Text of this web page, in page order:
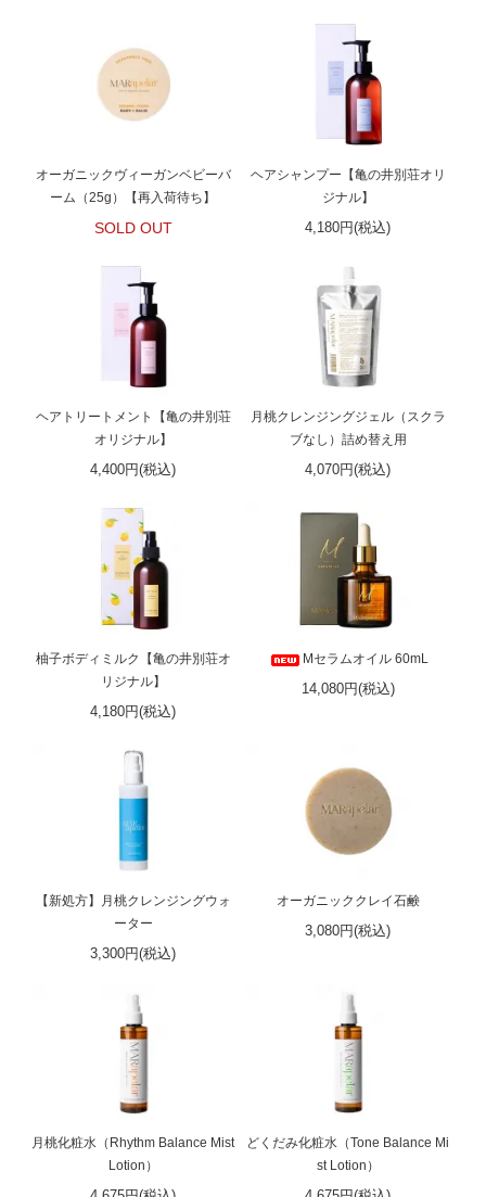
オーガニックヴィーガンベビーバ
ーム（25g）【再入荷待ち】
SOLD OUT
ヘアシャンプー【亀の井別荘オリ
ジナル】
4,180円(税込)
ヘアトリートメント【亀の井別荘
オリジナル】
4,400円(税込)
月桃クレンジングジェル（スクラ
ブなし）詰め替え用
4,070円(税込)
柚子ボディミルク【亀の井別荘オ
リジナル】
4,180円(税込)
Mセラムオイル 60mL
14,080円(税込)
【新処方】月桃クレンジングウォ
ーター
3,300円(税込)
オーガニッククレイ石鹸
3,080円(税込)
月桃化粧水（Rhythm Balance Mist
Lotion）
どくだみ化粧水（Tone Balance Mi
st Lotion）